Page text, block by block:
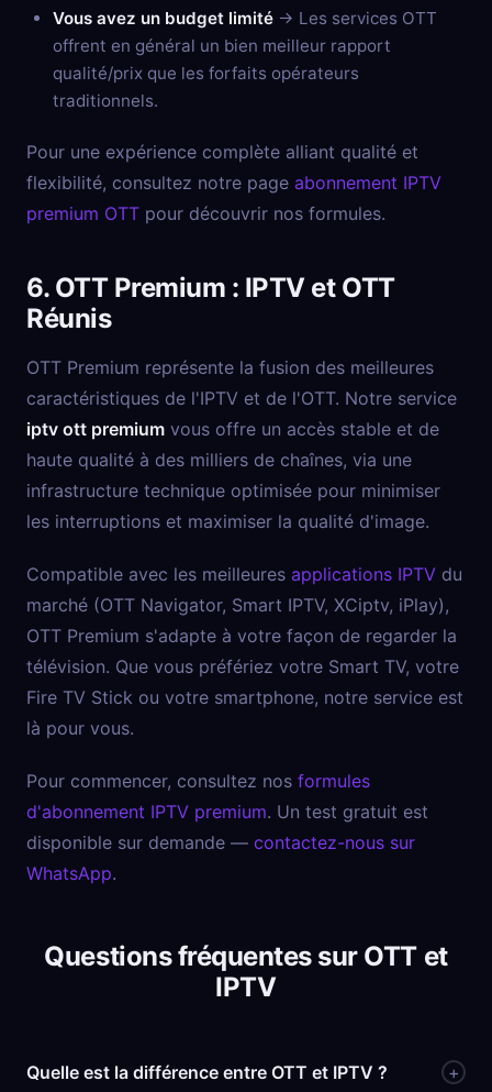
Vous avez un budget limité → Les services OTT
offrent en général un bien meilleur rapport
qualité/prix que les forfaits opérateurs
traditionnels.
Pour une expérience complète alliant qualité et
flexibilité, consultez notre page abonnement IPTV
premium OTT pour découvrir nos formules.
6. OTT Premium : IPTV et OTT
Réunis
OTT Premium représente la fusion des meilleures
caractéristiques de l'IPTV et de l'OTT. Notre service
iptv ott premium vous offre un accès stable et de
haute qualité à des milliers de chaînes, via une
infrastructure technique optimisée pour minimiser
les interruptions et maximiser la qualité d'image.
Compatible avec les meilleures applications IPTV du
marché (OTT Navigator, Smart IPTV, XCiptv, iPlay),
OTT Premium s'adapte à votre façon de regarder la
télévision. Que vous préfériez votre Smart TV, votre
Fire TV Stick ou votre smartphone, notre service est
là pour vous.
Pour commencer, consultez nos formules
d'abonnement IPTV premium. Un test gratuit est
disponible sur demande — contactez-nous sur
WhatsApp.
Questions fréquentes sur OTT et
IPTV
Quelle est la différence entre OTT et IPTV ? +